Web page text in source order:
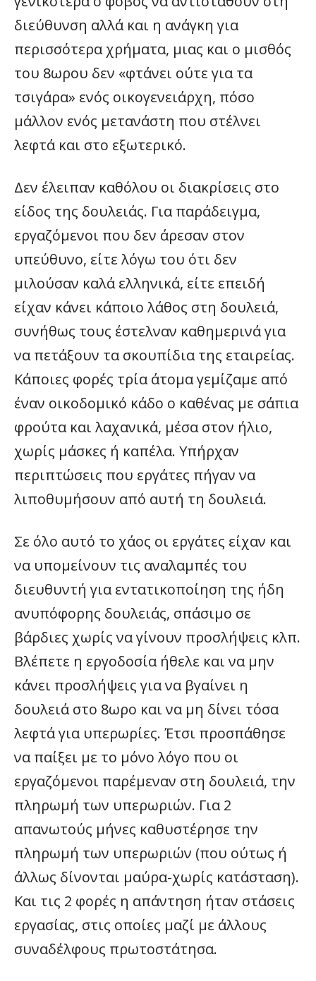
διεύθυνση αλλά και η ανάγκη για
περισσότερα χρήματα, μιας και ο μισθός
του 8ωρου δεν «φτάνει ούτε για τα
τσιγάρα» ενός οικογενειάρχη, πόσο
μάλλον ενός μετανάστη που στέλνει
λεφτά και στο εξωτερικό.
Δεν έλειπαν καθόλου οι διακρίσεις στο
είδος της δουλειάς. Για παράδειγμα,
εργαζόμενοι που δεν άρεσαν στον
υπεύθυνο, είτε λόγω του ότι δεν
μιλούσαν καλά ελληνικά, είτε επειδή
είχαν κάνει κάποιο λάθος στη δουλειά,
συνήθως τους έστελναν καθημερινά για
να πετάξουν τα σκουπίδια της εταιρείας.
Κάποιες φορές τρία άτομα γεμίζαμε από
έναν οικοδομικό κάδο ο καθένας με σάπια
φρούτα και λαχανικά, μέσα στον ήλιο,
χωρίς μάσκες ή καπέλα. Υπήρχαν
περιπτώσεις που εργάτες πήγαν να
λιποθυμήσουν από αυτή τη δουλειά.
Σε όλο αυτό το χάος οι εργάτες είχαν και
να υπομείνουν τις αναλαμπές του
διευθυντή για εντατικοποίηση της ήδη
ανυπόφορης δουλειάς, σπάσιμο σε
βάρδιες χωρίς να γίνουν προσλήψεις κλπ.
Βλέπετε η εργοδοσία ήθελε και να μην
κάνει προσλήψεις για να βγαίνει η
δουλειά στο 8ωρο και να μη δίνει τόσα
λεφτά για υπερωρίες. Έτσι προσπάθησε
να παίξει με το μόνο λόγο που οι
εργαζόμενοι παρέμεναν στη δουλειά, την
πληρωμή των υπερωριών. Για 2
απανωτούς μήνες καθυστέρησε την
πληρωμή των υπερωριών (που ούτως ή
άλλως δίνονται μαύρα-χωρίς κατάσταση).
Και τις 2 φορές η απάντηση ήταν στάσεις
εργασίας, στις οποίες μαζί με άλλους
συναδέλφους πρωτοστάτησα.